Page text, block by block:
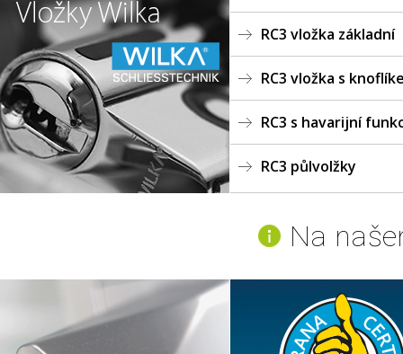
RC3 vložka základní
RC3 vložka s
RC3 s havarijní
RC3 půlvolžky
Na